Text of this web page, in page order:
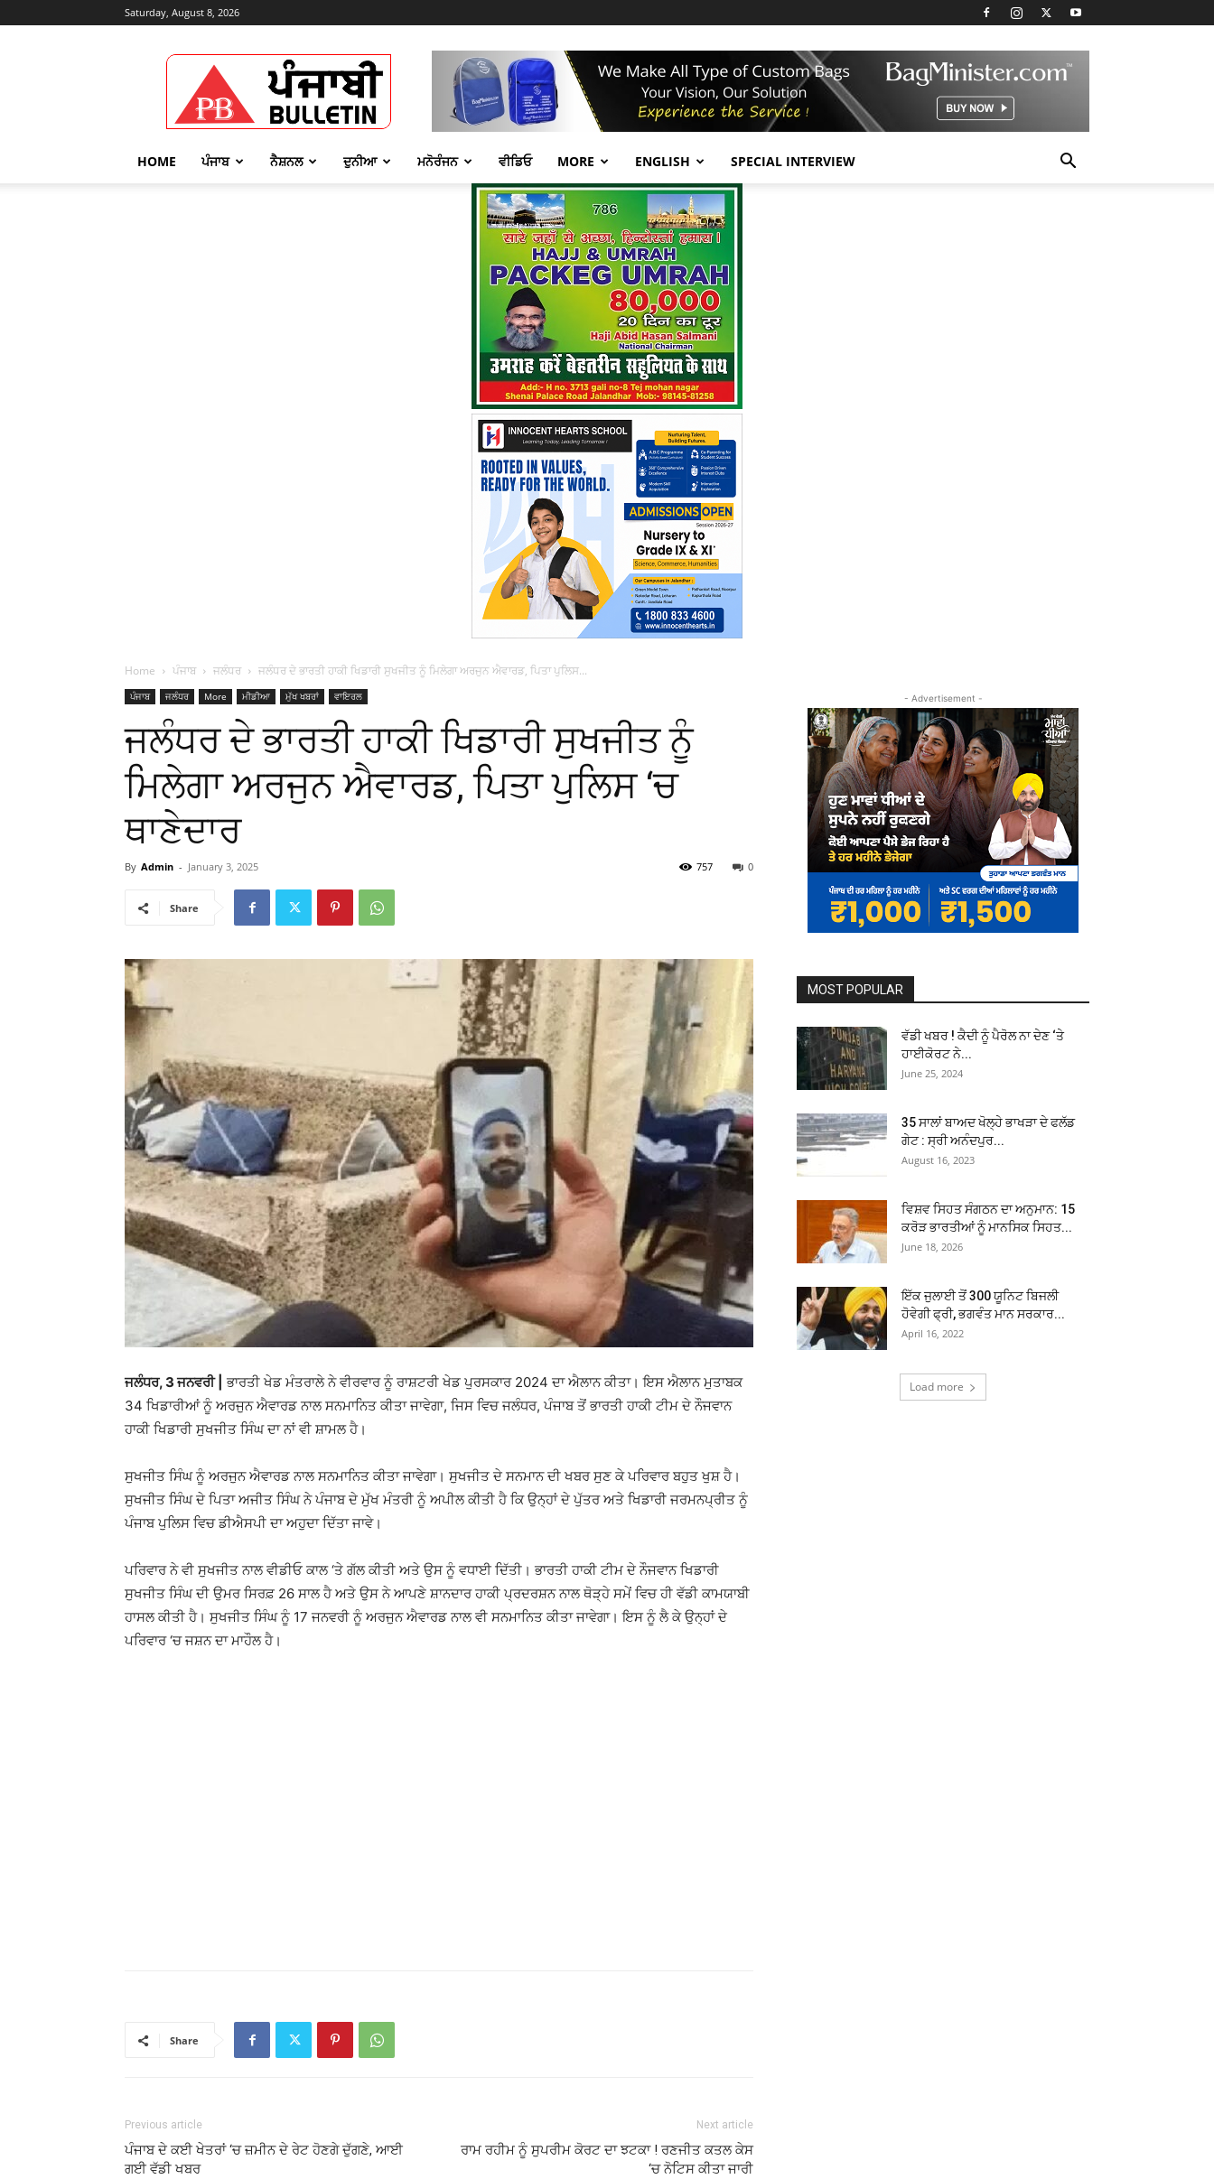
Saturday, August 8, 2026
Punjabi
Bulletin
HOME ਪੰਜਾਬ ਨੈਸ਼ਨਲ ਦੁਨੀਆ ਮਨੋਰੰਜਨ ਵੀਡਿਓ MORE ENGLISH SPECIAL INTERVIEW
Home ਪੰਜਾਬ ਜਲੰਧਰ ਜਲੰਧਰ ਦੇ ਭਾਰਤੀ ਹਾਕੀ ਖਿਡਾਰੀ ਸੁਖਜੀਤ ਨੂੰ ਮਿਲੇਗਾ ਅਰਜੁਨ ਐਵਾਰਡ, ਪਿਤਾ ਪੁਲਿਸ...
ਪੰਜਾਬ ਜਲੰਧਰ More ਮੀਡੀਆ ਮੁੱਖ ਖਬਰਾਂ ਵਾਇਰਲ
ਜਲੰਧਰ ਦੇ ਭਾਰਤੀ ਹਾਕੀ ਖਿਡਾਰੀ ਸੁਖਜੀਤ ਨੂੰ
ਮਿਲੇਗਾ ਅਰਜੁਨ ਐਵਾਰਡ, ਪਿਤਾ ਪੁਲਿਸ ‘ਚ
ਥਾਣੇਦਾਰ
By Admin - January 3, 2025 0
757
Share
ਜਲੰਧਰ, 3 ਜਨਵਰੀ |
ਭਾਰਤੀ ਖੇਡ ਮੰਤਰਾਲੇ ਨੇ ਵੀਰਵਾਰ ਨੂੰ ਰਾਸ਼ਟਰੀ ਖੇਡ ਪੁਰਸਕਾਰ 2024 ਦਾ ਐਲਾਨ ਕੀਤਾ। ਇਸ ਐਲਾਨ ਮੁਤਾਬਕ
34 ਖਿਡਾਰੀਆਂ ਨੂੰ ਅਰਜੁਨ ਐਵਾਰਡ ਨਾਲ ਸਨਮਾਨਿਤ ਕੀਤਾ ਜਾਵੇਗਾ, ਜਿਸ ਵਿਚ ਜਲੰਧਰ, ਪੰਜਾਬ ਤੋਂ ਭਾਰਤੀ ਹਾਕੀ ਟੀਮ ਦੇ ਨੌਜਵਾਨ
ਹਾਕੀ ਖਿਡਾਰੀ ਸੁਖਜੀਤ ਸਿੰਘ ਦਾ ਨਾਂ ਵੀ ਸ਼ਾਮਲ ਹੈ।
ਸੁਖਜੀਤ ਸਿੰਘ ਨੂੰ ਅਰਜੁਨ ਐਵਾਰਡ ਨਾਲ ਸਨਮਾਨਿਤ ਕੀਤਾ ਜਾਵੇਗਾ। ਸੁਖਜੀਤ ਦੇ ਸਨਮਾਨ ਦੀ ਖਬਰ ਸੁਣ ਕੇ ਪਰਿਵਾਰ ਬਹੁਤ ਖੁਸ਼ ਹੈ।
ਸੁਖਜੀਤ ਸਿੰਘ ਦੇ ਪਿਤਾ ਅਜੀਤ ਸਿੰਘ ਨੇ ਪੰਜਾਬ ਦੇ ਮੁੱਖ ਮੰਤਰੀ ਨੂੰ ਅਪੀਲ ਕੀਤੀ ਹੈ ਕਿ ਉਨ੍ਹਾਂ ਦੇ ਪੁੱਤਰ ਅਤੇ ਖਿਡਾਰੀ ਜਰਮਨਪ੍ਰੀਤ ਨੂੰ
ਪੰਜਾਬ ਪੁਲਿਸ ਵਿਚ ਡੀਐਸਪੀ ਦਾ ਅਹੁਦਾ ਦਿੱਤਾ ਜਾਵੇ।
ਪਰਿਵਾਰ ਨੇ ਵੀ ਸੁਖਜੀਤ ਨਾਲ ਵੀਡੀਓ ਕਾਲ ‘ਤੇ ਗੱਲ ਕੀਤੀ ਅਤੇ ਉਸ ਨੂੰ ਵਧਾਈ ਦਿੱਤੀ। ਭਾਰਤੀ ਹਾਕੀ ਟੀਮ ਦੇ ਨੌਜਵਾਨ ਖਿਡਾਰੀ
ਸੁਖਜੀਤ ਸਿੰਘ ਦੀ ਉਮਰ ਸਿਰਫ਼ 26 ਸਾਲ ਹੈ ਅਤੇ ਉਸ ਨੇ ਆਪਣੇ ਸ਼ਾਨਦਾਰ ਹਾਕੀ ਪ੍ਰਦਰਸ਼ਨ ਨਾਲ ਥੋੜ੍ਹੇ ਸਮੇਂ ਵਿਚ ਹੀ ਵੱਡੀ ਕਾਮਯਾਬੀ
ਹਾਸਲ ਕੀਤੀ ਹੈ। ਸੁਖਜੀਤ ਸਿੰਘ ਨੂੰ 17 ਜਨਵਰੀ ਨੂੰ ਅਰਜੁਨ ਐਵਾਰਡ ਨਾਲ ਵੀ ਸਨਮਾਨਿਤ ਕੀਤਾ ਜਾਵੇਗਾ। ਇਸ ਨੂੰ ਲੈ ਕੇ ਉਨ੍ਹਾਂ ਦੇ
ਪਰਿਵਾਰ ‘ਚ ਜਸ਼ਨ ਦਾ ਮਾਹੌਲ ਹੈ।
Share
Previous article
ਪੰਜਾਬ ਦੇ ਕਈ ਖੇਤਰਾਂ ‘ਚ ਜ਼ਮੀਨ ਦੇ ਰੇਟ ਹੋਣਗੇ ਦੁੱਗਣੇ, ਆਈ
ਗਈ ਵੱਡੀ ਖਬਰ
Next article
ਰਾਮ ਰਹੀਮ ਨੂੰ ਸੁਪਰੀਮ ਕੋਰਟ ਦਾ ਝਟਕਾ ! ਰਣਜੀਤ ਕਤਲ ਕੇਸ
‘ਚ ਨੋਟਿਸ ਕੀਤਾ ਜਾਰੀ
- Advertisement -
MOST POPULAR
ਵੱਡੀ ਖਬਰ ! ਕੈਦੀ ਨੂੰ ਪੈਰੋਲ ਨਾ ਦੇਣ ‘ਤੇ
ਹਾਈਕੋਰਟ ਨੇ...
June 25, 2024
35 ਸਾਲਾਂ ਬਾਅਦ ਖੋਲ੍ਹੇ ਭਾਖੜਾ ਦੇ ਫਲੱਡ
ਗੇਟ : ਸ੍ਰੀ ਅਨੰਦਪੁਰ...
August 16, 2023
ਵਿਸ਼ਵ ਸਿਹਤ ਸੰਗਠਨ ਦਾ ਅਨੁਮਾਨ: 15
ਕਰੋੜ ਭਾਰਤੀਆਂ ਨੂੰ ਮਾਨਸਿਕ ਸਿਹਤ...
June 18, 2026
ਇੱਕ ਜੁਲਾਈ ਤੋਂ 300 ਯੂਨਿਟ ਬਿਜਲੀ
ਹੋਵੇਗੀ ਫ੍ਰੀ, ਭਗਵੰਤ ਮਾਨ ਸਰਕਾਰ...
April 16, 2022
Load more